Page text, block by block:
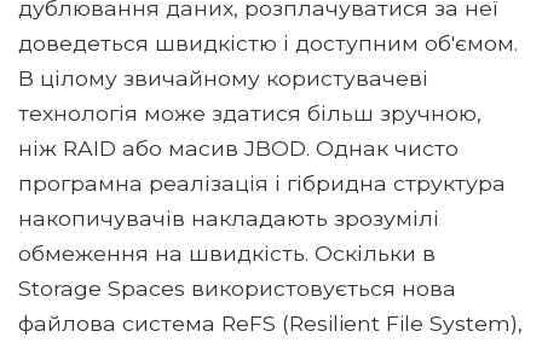
дублювання даних, розплачуватися за неї
доведеться швидкістю і доступним об'ємом.
В цілому звичайному користувачеві
технологія може здатися більш зручною,
ніж RAID або масив JBOD. Однак чисто
програмна реалізація і гібридна структура
накопичувачів накладають зрозумілі
обмеження на швидкість. Оскільки в
Storage Spaces використовується нова
файлова система ReFS (Resilient File System),